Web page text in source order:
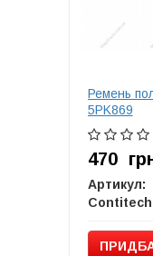
Ремень
5PK869
470
Артикул:
Contitech